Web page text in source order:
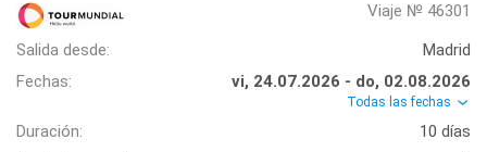
Viaje № 46301
Salida desde:
Madrid
Fechas:
vi, 24.07.2026 - do, 02.08.2026
Todas las fechas
Duración:
10 días